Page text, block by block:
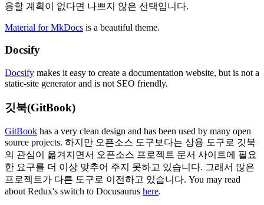
용할 계획이 없다면 나쁘지 않은 선택입니다.
Material for MkDocs is a beautiful theme.
Docsify
Docsify makes it easy to create a documentation website, but is not a
static-site generator and is not SEO friendly.
깃북(GitBook)
GitBook has a very clean design and has been used by many open
source projects. 하지만 오픈소스 도구보다는 상용 도구로 깃북
의 관심이 옮겨지면서 오픈소스 프로젝트 문서 사이트에 필요
한 요구를 더 이상 맞추어 주지 못하고 있습니다. 그래서 많은
프로젝트가 다른 도구로 이전하고 있습니다. You may read
about Redux's switch to Docusaurus here.